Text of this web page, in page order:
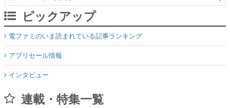
ピックアップ
電ファミのいま読まれている記事ランキング
アプリセール情報
インタビュー
連載・特集一覧